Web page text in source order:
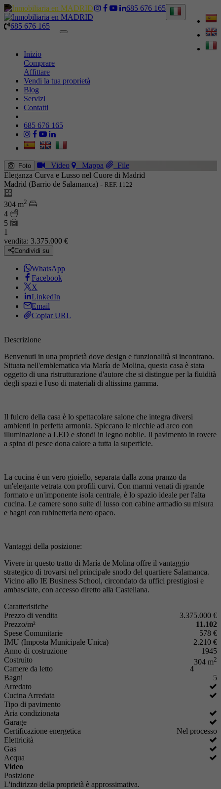
685 676 165
685 676 165
Toggle
Inizio
Comprare
Affittare
Vendi la tua proprietà
Blog
Servizi
Contatti
685 676 165
Foto Video Mappa
File
Eleganza Curva e Lusso nel Cuore di Madrid
Madrid (Barrio de Salamanca) - REF. 1122
304 m2
4
5
1
vendita: 3.375.000 €
Condividi su
WhatsApp
Facebook
X
LinkedIn
Email
Copiar URL
Descrizione
Benvenuti in una proprietà dove design e funzionalità si incontrano.
Situata nell'emblematica via María de Molina, questa casa è stata
oggetto di una ristrutturazione d'autore che si distingue per la fluidità
degli spazi e l'uso di materiali di altissima gamma.
Il fulcro della casa è lo spettacolare salone che integra diversi
ambienti in perfetta armonia. Spiccano le nicchie ad arco con
illuminazione a LED e sfondi in legno nobile. Il pavimento in rovere
a spina di pesce dona calore a tutta la superficie.
La cucina è un vero gioiello, separata dalla zona pranzo da
un'elegante vetrata con profili curvi. Con marmi venati di grande
formato e un'imponente isola centrale, è lo spazio ideale per l'alta
cucina. Le camere sono suite di lusso con cabine armadio su misura
e bagni con rubinetteria nero opaco.
Vantaggi della posizione:
Vivere in questo tratto di María de Molina offre il vantaggio
strategico di trovarsi nel principale snodo del quartiere Salamanca.
Vicino allo IE Business School, circondato da uffici prestigiosi e
ambasciate, con accesso diretto alla Castellana.
Caratteristiche
Prezzo di vendita
3.375.000 €
Prezzo/m²
11.102
Spese Comunitarie
578 €
IMU (Imposta Municipale Unica)
2.210 €
Anno di costruzione
1945
Costruito
304 m2
Camere da letto
4
Bagni
5
Arredato
Cucina Arredata
Tipo di pavimento
Aria condizionata
Garage
Certificazione energetica
Nel processo
Elettricità
Gas
Acqua
Video
Posizione
L'indirizzo della proprietà è approssimativa.